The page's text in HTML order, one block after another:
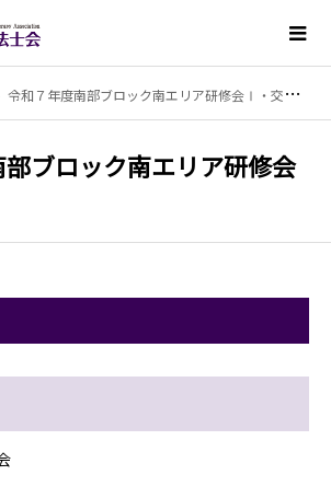
令和７年度南部ブロック南エリア研修会Ⅰ・交流会Ⅰ
ブロック南エリア研修会